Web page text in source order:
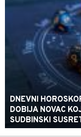
DNEVNI
DOBIJA NOVAC
SUDBINSKI